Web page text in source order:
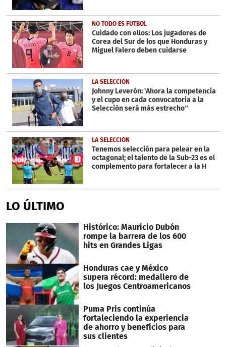
NO TODO ES FUTBOL
Cuidado con ellos: Los jugadores de
Corea del Sur de los que Honduras y
Miguel Falero deben cuidarse
LA SELECCIÓN
Johnny Leverón: 'Ahora la competencia
y el cupo en cada convocatoria a la
Selección será más estrecho”
LA SELECCIÓN
Tenemos selección para pelear en la
octagonal; el talento de la Sub-23 es el
complemento para fortalecer a la H
LO ÚLTIMO
Histórico: Mauricio Dubón
rompe la barrera de los 600
hits en Grandes Ligas
Honduras cae y México
supera récord: medallero de
los Juegos Centroamericanos
Puma Pris continúa
fortaleciendo la experiencia
de ahorro y beneficios para
sus clientes